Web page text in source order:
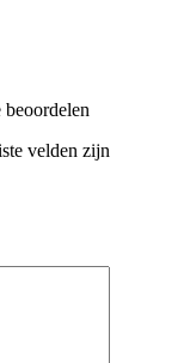
beoordelen
velden zijn